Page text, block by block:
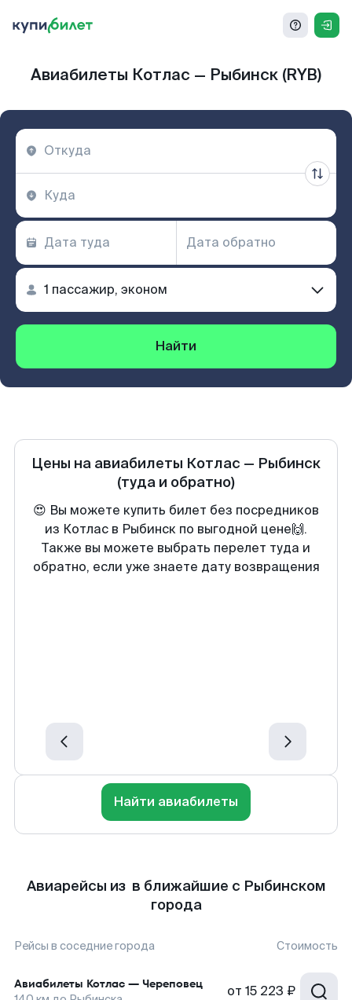
Авиабилеты Котлас — Рыбинск (RYB)
Найти
Цены на авиабилеты Котлас — Рыбинск
(туда и обратно)
😍 Вы можете купить билет без посредников
из Котлас в Рыбинск по выгодной цене🙌.
Также вы можете выбрать перелет туда и
обратно, если уже знаете дату возвращения
Найти авиабилеты
Авиарейсы из в ближайшие с Рыбинском
города
Рейсы в соседние города Стоимость
Авиабилеты Котлас — Череповец от 15 223 ₽